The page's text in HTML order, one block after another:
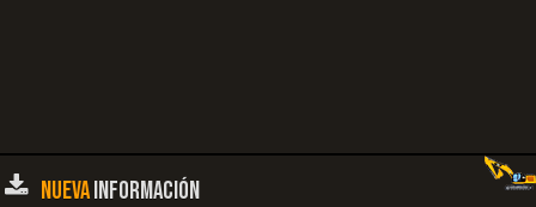
NUEVAINFORMACIÓN